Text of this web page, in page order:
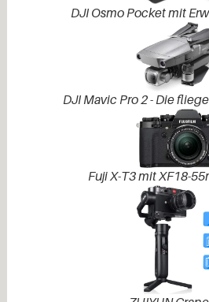
DJI Osmo Pocket mit
DJI Mavic Pro 2 - Die
Fuji X-T3 mit XF18-